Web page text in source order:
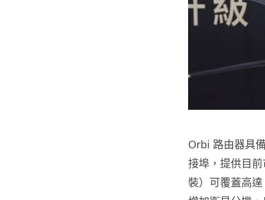
Orbi 路由器具
接埠，提供目
裝）可覆蓋高